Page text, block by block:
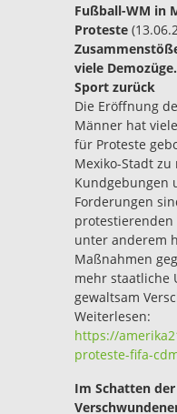
Fußball-WM in
Proteste
viele
Sport zurück
Die Eröffnung
Männer hat
für Proteste
Mexiko-Stadt
Kundgebungen
Forderungen
protestierenden
unter anderem
Maßnahmen
mehr staatliche
gewaltsam
Weiterlesen:
https://
proteste-fifa-
Im Schatten